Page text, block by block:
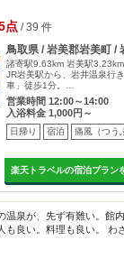
点/ 39 件
鳥取県 / 岩美郡岩美町 /
諸寄駅9.63km 岩美駅3.23km
JR岩美駅から、岩井温泉行
車」徒歩1分。…
営業時間 12:00～14:00
入浴料金 1,000円～
日帰り 宿泊 痛風（つう
楽天トラベルの宿泊プラン
温泉が、先ず有難い。館
も良い。料理も良い。 わ